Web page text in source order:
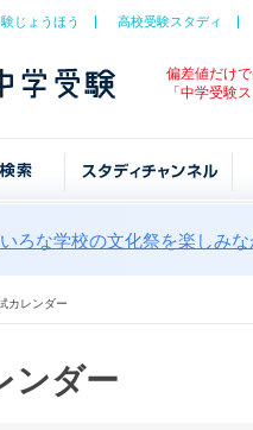
じょうほう 高校受験スタディ
偏差値だけ
「中学受験
ろな学校の文化祭を楽しみ
カレンダー
ンダー